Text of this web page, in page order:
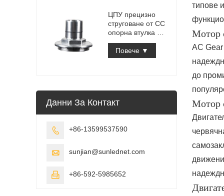
типове
Мотор
AC
до
Мотор
ЦПУ прецизно
струговане от СС
опорна втулка за
водна помпа
Повече ▼
Данни За Контакт
 +86-13599537590
 sunjian@sunlednet.com
 +86-592-5985652